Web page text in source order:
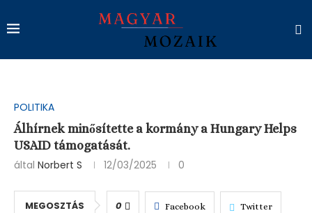
POLITIKA
Álhírnek minősítette a kormány a Hungary Helps
USAID támogatását.
által Norbert S 12/03/2025 0
MEGOSZTÁS 0 Facebook Twitter